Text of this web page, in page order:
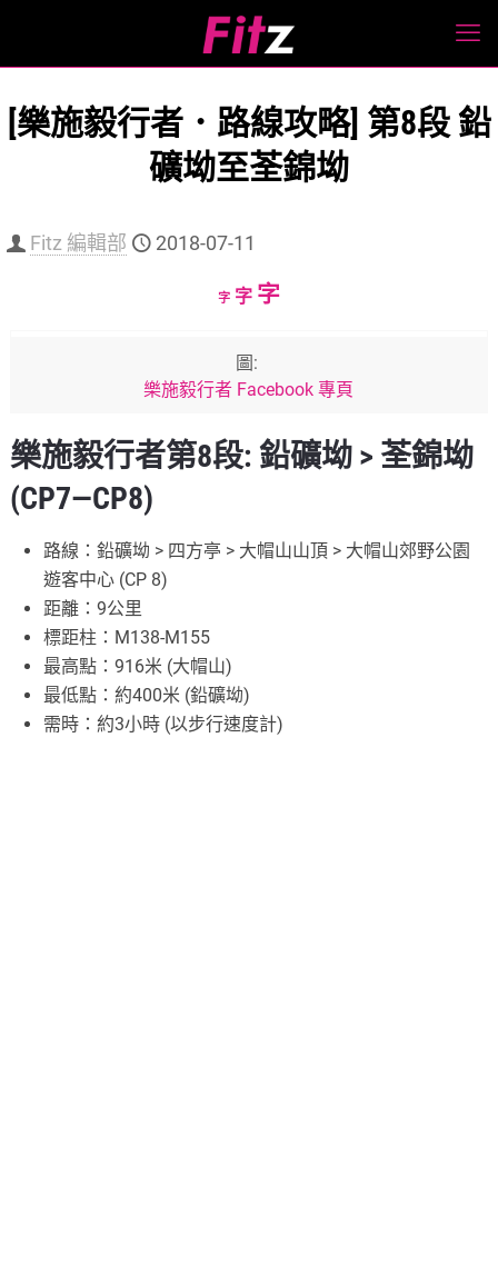
[樂施毅行者．路線攻略] 第8段 鉛
礦坳至荃錦坳
Fitz 編輯部 2018-07-11
字Decrease
字Reset
size.
字Increase
圖:
樂施毅行者 Facebook 專頁
樂施毅行者第8段: 鉛礦坳 > 荃錦坳
(CP7—CP8)
路線：鉛礦坳 > 四方亭 > 大帽山山頂 > 大帽山郊野公園
遊客中心 (CP 8)
距離：9公里
標距柱：M138-M155
最高點：916米 (大帽山)
最低點：約400米 (鉛礦坳)
需時：約3小時 (以步行速度計)